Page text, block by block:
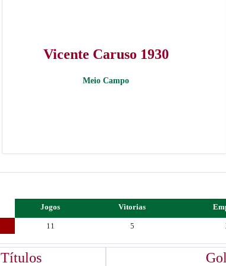
Vicente Caruso 1930
Meio Campo
Jogos Vitorias
11 5
Títulos